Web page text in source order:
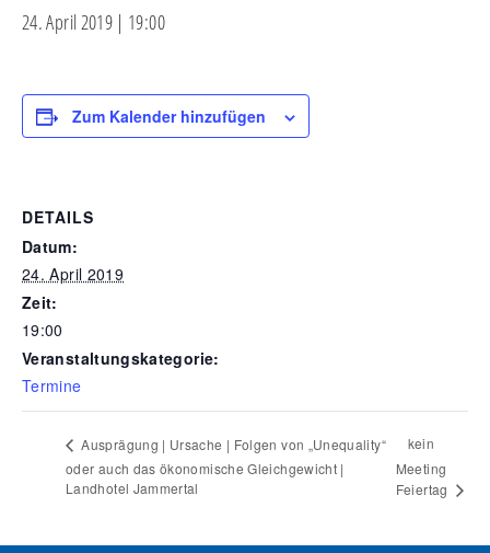
24. April 2019 | 19:00
Zum Kalender hinzufügen
DETAILS
Datum:
24. April 2019
Zeit:
19:00
Veranstaltungskategorie:
Termine
Ausprägung | Ursache | Folgen von „Unequality“
oder auch das ökonomische Gleichgewicht |
Landhotel Jammertal
kein
Meeting
Feiertag